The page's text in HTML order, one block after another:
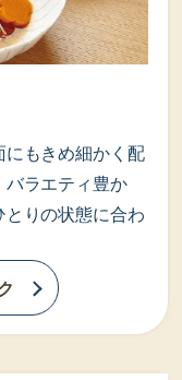
にもきめ細かく配
ラエティ豊か
りの状態に合わ